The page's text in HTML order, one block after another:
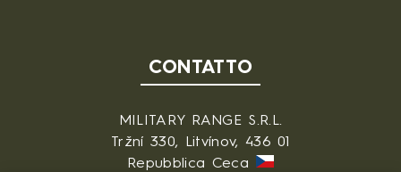
CONTATTO
MILITARY RANGE S.R.L.
Tržní 330, Litvínov, 436 01
Repubblica Ceca